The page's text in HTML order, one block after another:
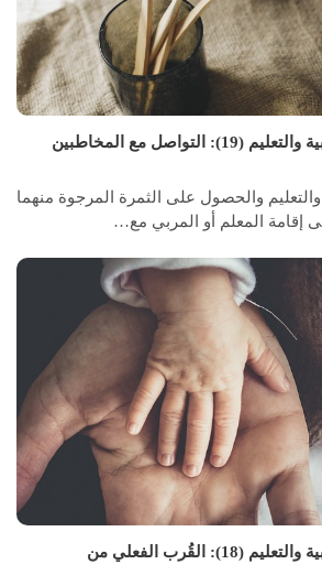
الأسس النبوية في التربية والتعليم (19): التواصل مع المخاطبين
والتعليم والحصول على الثمرة المرجوة منهما
إقامة المعلم أو المربي مع…
الأسس النبوية في التربية والتعليم (18): القُرب الفعلي من